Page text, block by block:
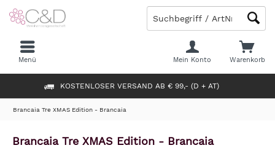
KOSTENLOSER VERSAND AB € 99,- (D + AT)
Warenkorb
Mein Konto
Menü
Brancaia Tre XMAS Edition - Brancaia
Brancaia Tre XMAS Edition - Brancaia